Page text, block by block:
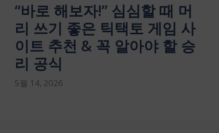
“바로 해보자!” 심심할 때 머
리 쓰기 좋은 틱택토 게임 사
이트 추천 & 꼭 알아야 할 승
리 공식
5월 14, 2026